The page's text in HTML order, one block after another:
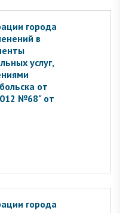
города
в
услуг,
от
№68" от
города